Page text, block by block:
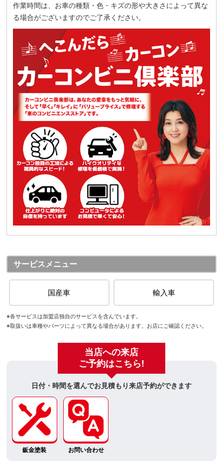
作業時間は、お車の種類・色・キズの形や大きさによって異な
る場合がございますのでご了承ください。
サービスメニュー
国産車 輸入車
※各サービスは加盟店独自のサービスを含んでいます。
※取扱いは車種やパーツによって異なる場合があります。お店にご確認ください。
当店への来店
ご予約はこちら!
日付・時間を選んでお見積もり来店予約ができます
鈑金塗装 お問い合わせ